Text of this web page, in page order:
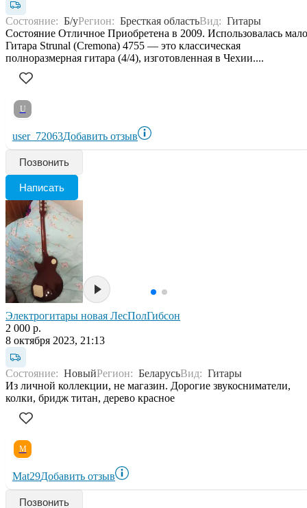
Состояние: Б/уРегион: Бресткая областьВид: Гитары
Состояние Отличное Приобретена в 2009. Использовалась
Гитара Strunal (Cremona) 4755 — это классическая
полноразмерная гитара (4/4), изготовленная в Чехии....
U
user_72063Добавить отзыв
Позвонить
Написать
Электрогитары новая ЛесПолГибсон
2 000 р.
8 октября 2023, 21:13
Состояние: НовыйРегион: БеларусьВид: Гитары
Из личной коллекции, не магазин. Дорогие звукосниматели,
колки, бридж титан, дерево красное
M
Mat29Добавить отзыв
Позвонить